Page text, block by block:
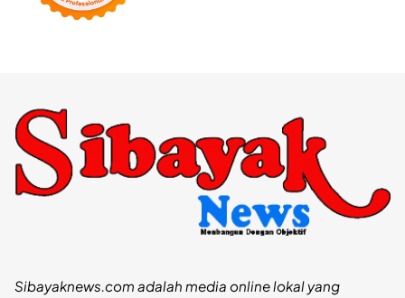
Sibayaknews.com adalah media online lokal yang